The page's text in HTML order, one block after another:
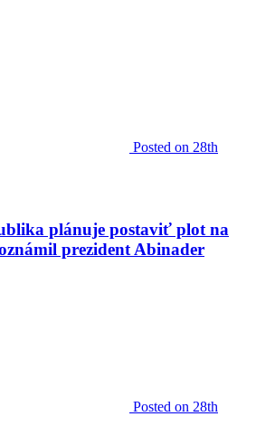
Posted on 28th
plánuje postaviť plot na
prezident Abinader
Posted on 28th